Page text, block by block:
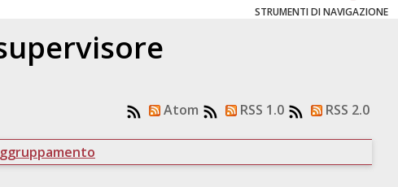
STRUMENTI DI NAVIGAZIONE
Atom RSS 1.0 RSS 2.0